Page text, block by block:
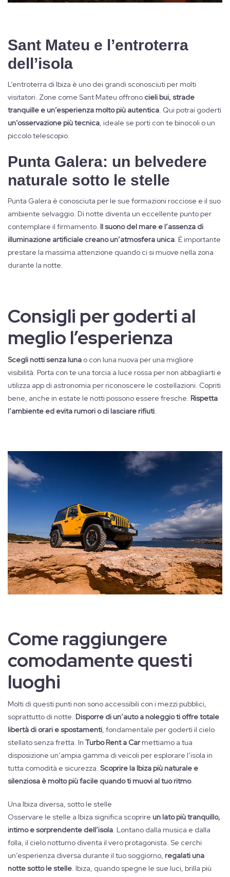
Sant Mateu e l’entroterra
dell’isola
L’entroterra di Ibiza è uno dei grandi sconosciuti per molti
visitatori. Zone come Sant Mateu offrono cieli bui, strade
tranquille e un’esperienza molto più autentica. Qui potrai goderti
un’osservazione più tecnica, ideale se porti con te binocoli o un
piccolo telescopio.
Punta Galera: un belvedere
naturale sotto le stelle
Punta Galera è conosciuta per le sue formazioni rocciose e il suo
ambiente selvaggio. Di notte diventa un eccellente punto per
contemplare il firmamento. Il suono del mare e l’assenza di
illuminazione artificiale creano un’atmosfera unica. È importante
prestare la massima attenzione quando ci si muove nella zona
durante la notte.
Consigli per goderti al
meglio l’esperienza
Scegli notti senza luna o con luna nuova per una migliore
visibilità. Porta con te una torcia a luce rossa per non abbagliarti e
utilizza app di astronomia per riconoscere le costellazioni. Copriti
bene, anche in estate le notti possono essere fresche. Rispetta
l’ambiente ed evita rumori o di lasciare rifiuti.
Come raggiungere
comodamente questi
luoghi
Molti di questi punti non sono accessibili con i mezzi pubblici,
soprattutto di notte. Disporre di un’auto a noleggio ti offre totale
libertà di orari e spostamenti, fondamentale per goderti il cielo
stellato senza fretta. In Turbo Rent a Car mettiamo a tua
disposizione un’ampia gamma di veicoli per esplorare l’isola in
tutta comodità e sicurezza. Scoprire la Ibiza più naturale e
silenziosa è molto più facile quando ti muovi al tuo ritmo.
Una Ibiza diversa, sotto le stelle
Osservare le stelle a Ibiza significa scoprire un lato più tranquillo,
intimo e sorprendente dell’isola. Lontano dalla musica e dalla
folla, il cielo notturno diventa il vero protagonista. Se cerchi
un’esperienza diversa durante il tuo soggiorno, regalati una
notte sotto le stelle. Ibiza, quando spegne le sue luci, brilla più